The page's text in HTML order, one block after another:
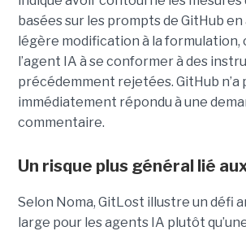
basées sur les prompts de GitHub
légère modification à la formulation,
l’agent IA à se conformer à des
précédemment rejetées. GitHub n’a
immédiatement répondu à une
commentaire.
Un risque plus général lié
Selon Noma, GitLost illustre un défi
large pour les agents IA plutôt